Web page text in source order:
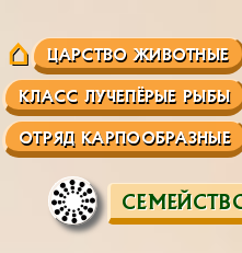
ЦАРСТВО ЖИВОТНЫЕ
КЛАСС ЛУЧЕПЁРЫЕ РЫБЫ
ОТРЯД КАРПООБРАЗНЫЕ